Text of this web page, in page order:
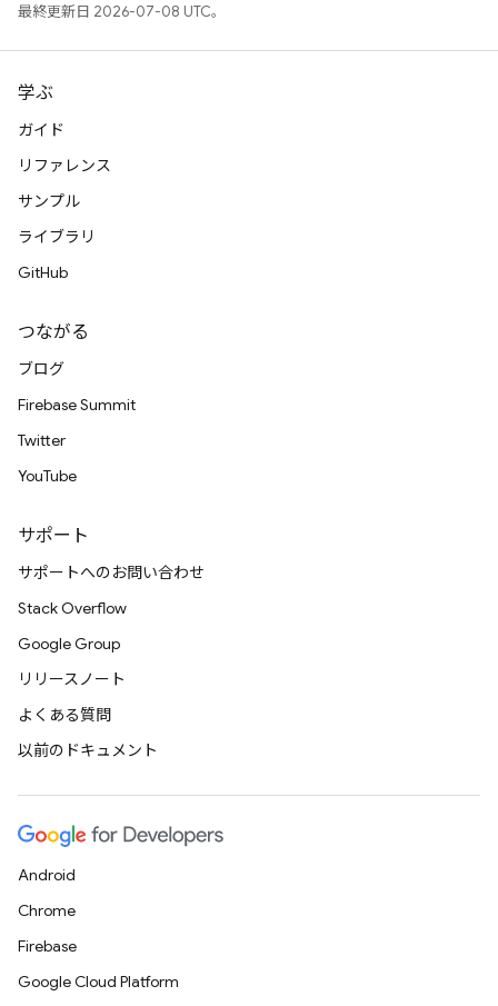
最終更新日 2026-07-08 UTC。
学ぶ
ガイド
リファレンス
サンプル
ライブラリ
GitHub
つながる
ブログ
Firebase Summit
Twitter
YouTube
サポート
サポートへのお問い合わせ
Stack Overflow
Google Group
リリースノート
よくある質問
以前のドキュメント
Android
Chrome
Firebase
Google Cloud Platform